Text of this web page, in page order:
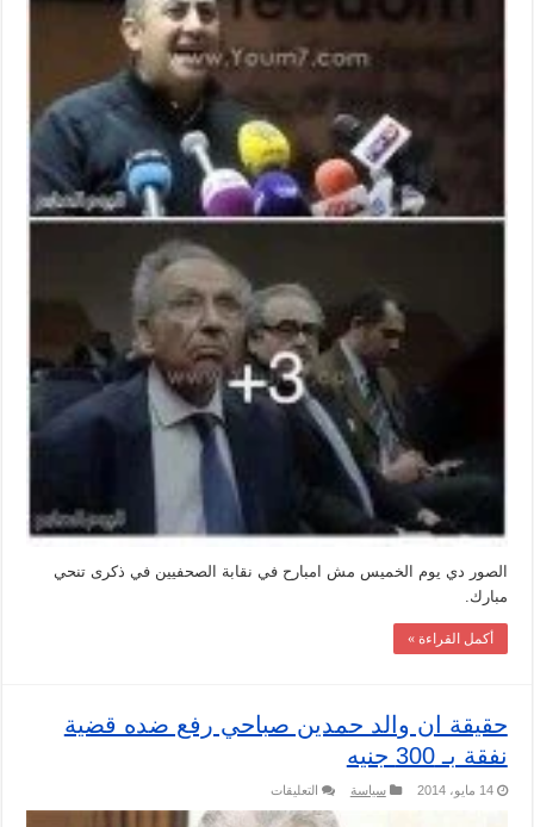
الصور دي يوم الخميس مش امبارح في نقابة الصحفيين في ذكرى تنحي
مبارك.
أكمل القراءة »
حقيقة ان والد حمدين صباحي رفع ضده قضية
نفقة بـ 300 جنيه
14 مايو، 2014 سياسة التعليقات